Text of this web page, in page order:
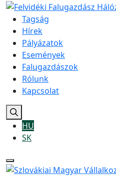
Tagság
Hírek
Pályázatok
Események
Falugazdászok
Rólunk
Kapcsolat
HU
SK